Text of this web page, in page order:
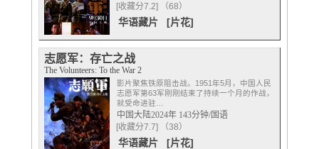
[收藏分7.2] （68）
华语藏片 [片花]
志愿军：存亡之战
The Volunteers: To the War 2
影片聚焦铁原阻击战。1951年5月，中国人民
志愿军第63军刚刚结束了持续一个月的作战，
就受命进驻…
中国大陆2024年 143分钟/国语
[收藏分7.7] （38）
华语藏片 [片花]